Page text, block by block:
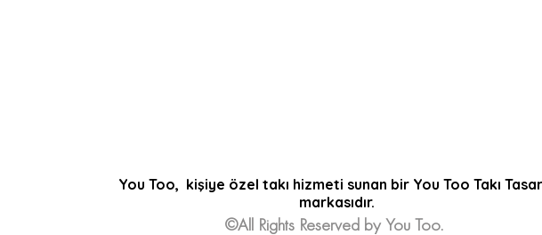
You Too, kişiye özel takı hizmeti sunan bir You Too Takı
markasıdır.
©All Rights Reserved by You Too.